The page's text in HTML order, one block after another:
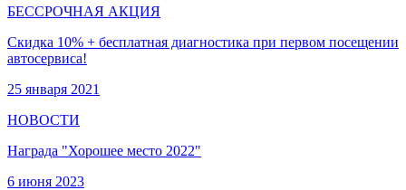
БЕССРОЧНАЯ АКЦИЯ
Скидка 10% + бесплатная диагностика при первом посещении
автосервиса!
25 января 2021
НОВОСТИ
Награда "Хорошее место 2022"
6 июня 2023